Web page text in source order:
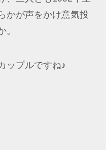
かが声をかけ意気投
。
ップルですね♪